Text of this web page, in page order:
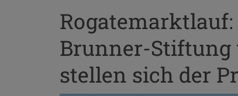
Brunner-Stiftung
stellen sich der